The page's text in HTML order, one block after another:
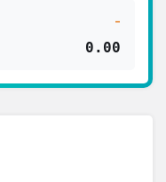
-
0.00